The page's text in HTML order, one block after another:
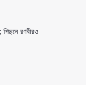
পিছনে রণবীরও